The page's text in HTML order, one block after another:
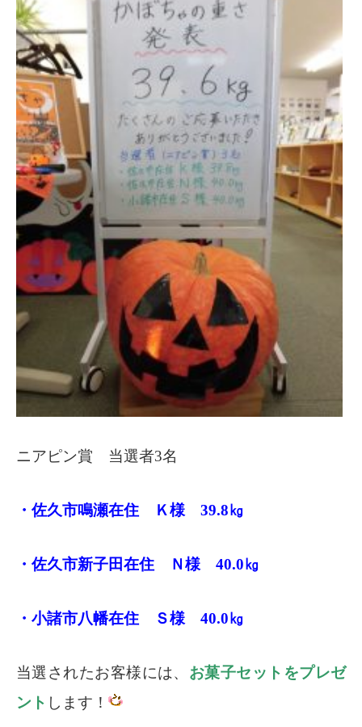
ニアピン賞 当選者3名
・佐久市鳴瀬在住 Ｋ様 39.8㎏
・佐久市新子田在住 Ｎ様 40.0㎏
・小諸市八幡在住 Ｓ様 40.0㎏
当選されたお客様には、 お菓子セットをプレゼ
ント します！